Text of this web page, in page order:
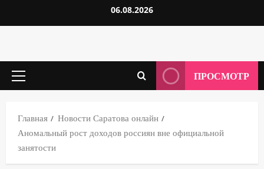
к
06.08.2026
Основное
ПРОСМОТР
Главная
Новости Саратова онлайн
Аномальный рост доходов россиян вне официальной
занятости